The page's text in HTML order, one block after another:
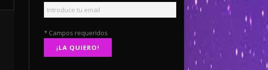
* Campos requeridos